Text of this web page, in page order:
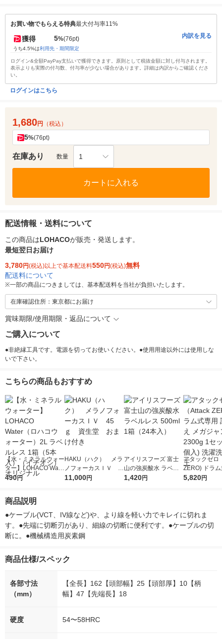
お買い物でもらえる特典最大付与率11%
獲得 5%(76pt)
うち4.5%は利用先・期間限定
内訳を見る
ログイン&全額PayPay支払いで獲得できます。原則として税抜金額に対し付与されます。
表示よりも実際の付与数、付与率が少ない場合があります。詳細は内訳からご確認くださ
い。
ログインはこちら
1,680円 （税込）
5%(76pt)
在庫あり 数量 1
カートに入れる
配送情報・送料について
この商品はLOHACOが販売・発送します。
最短翌日お届け
3,780円(税込)以上で基本配送料550円(税込)無料
配送料について
※一部の商品につきましては、基本配送料を当社が負担いたします。
在庫確認住所：東京都にお届け
賞味期限/使用期限・返品について
ご購入について
●非絶縁工具です。電源を切ってお使いください。●使用用途以外には使用しな
いで下さい。
こちらの商品もおすすめ
【水・ミネラルウォー
ター】LOHACO Wate
r（ロハコウォータ
シ） オリジナル
490円
HAKU（ハク） メラ
ノフォーカスＩＶ 4
5ｇ 資生堂 おまけ
11,000円
アイリスフーズ 富士
山の強炭酸水 ラベル
レス 500ml 1箱（24
1,420円
アタックゼロ
ZERO) ドラ
詰め替え メガ
5,820円
商品説明
●ケーブル(VCT、IV線など)や、より線を軽い力でキレイに切れま
す。●先端に切断刃があり、細線の切断に便利です。●ケーブルの切
断に。●機械構造用炭素鋼
商品仕様/スペック
各部寸法
（mm）
【全長】162【頭部幅】25【頭部厚】10【柄
幅】47【先端長】18
硬度 54〜58HRC